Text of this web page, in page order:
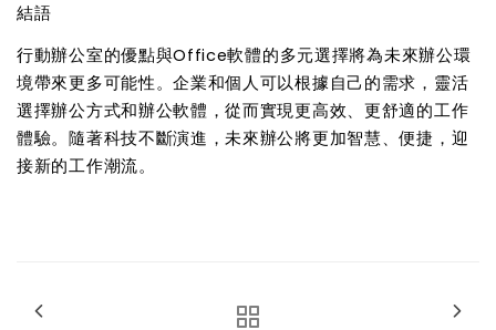
結語
行動辦公室的優點與Office軟體的多元選擇將為未來辦公環
境帶來更多可能性。企業和個人可以根據自己的需求，靈活
選擇辦公方式和辦公軟體，從而實現更高效、更舒適的工作
體驗。隨著科技不斷演進，未來辦公將更加智慧、便捷，迎
接新的工作潮流。